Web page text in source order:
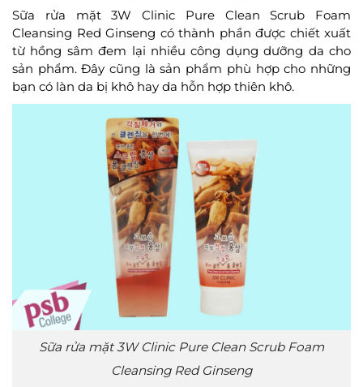
Sữa rửa mặt 3W Clinic Pure Clean Scrub Foam
Cleansing Red Ginseng có thành phần được chiết xuất
từ hồng sâm đem lại nhiều công dụng dưỡng da cho
sản phẩm. Đây cũng là sản phẩm phù hợp cho những
bạn có làn da bị khô hay da hỗn hợp thiên khô.
Sữa rửa mặt 3W Clinic Pure Clean Scrub Foam
Cleansing Red Ginseng